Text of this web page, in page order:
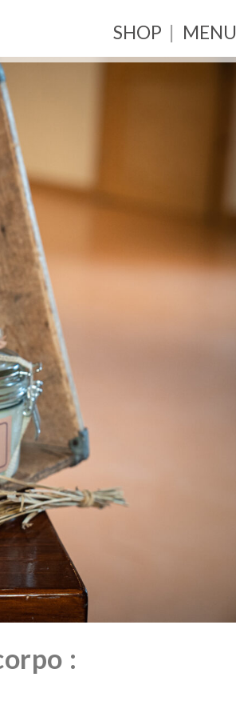
SHOP | MENU
: